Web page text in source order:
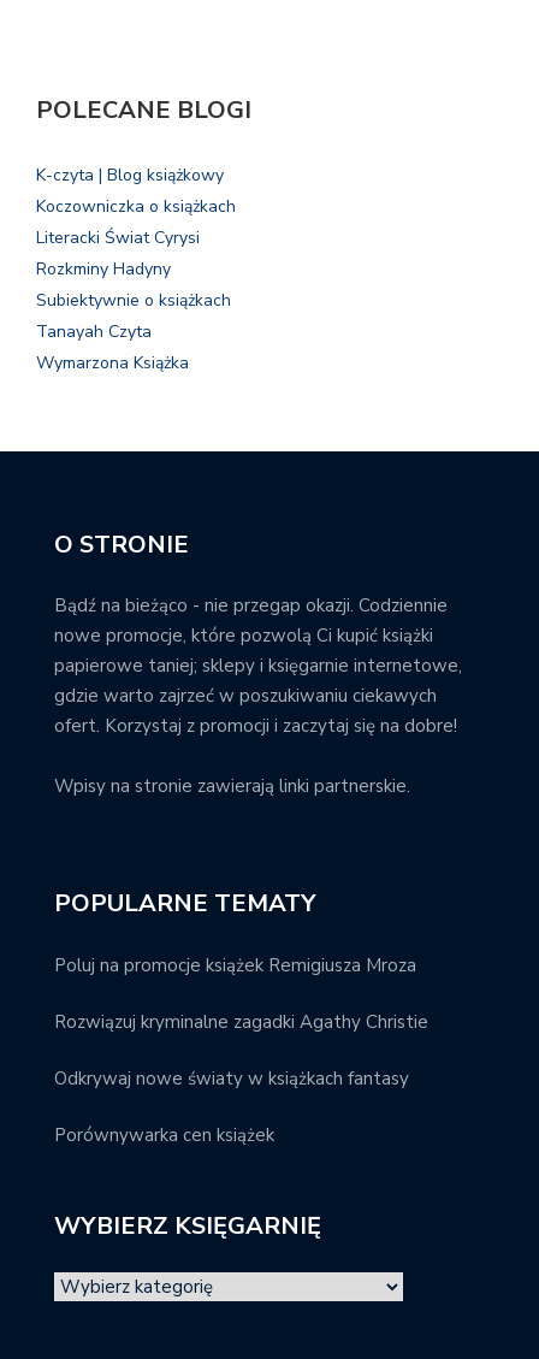
POLECANE BLOGI
K-czyta | Blog książkowy
Koczowniczka o książkach
Literacki Świat Cyrysi
Rozkminy Hadyny
Subiektywnie o książkach
Tanayah Czyta
Wymarzona Książka
O STRONIE
Bądź na bieżąco - nie przegap okazji. Codziennie
nowe promocje, które pozwolą Ci kupić książki
papierowe taniej; sklepy i księgarnie internetowe,
gdzie warto zajrzeć w poszukiwaniu ciekawych
ofert. Korzystaj z promocji i zaczytaj się na dobre!
Wpisy na stronie zawierają linki partnerskie.
POPULARNE TEMATY
Poluj na promocje książek Remigiusza Mroza
Rozwiązuj kryminalne zagadki Agathy Christie
Odkrywaj nowe światy w książkach fantasy
Porównywarka cen książek
WYBIERZ KSIĘGARNIĘ